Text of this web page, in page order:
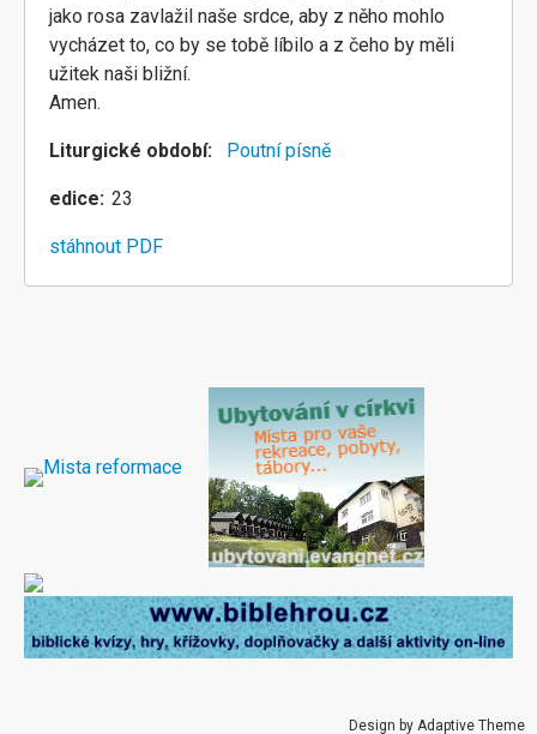
jako rosa zavlažil naše srdce, aby z něho mohlo
vycházet to, co by se tobě líbilo a z čeho by měli
užitek naši bližní.
Amen.
Liturgické období Poutní písně
edice 23
stáhnout PDF
Design by Adaptive Theme